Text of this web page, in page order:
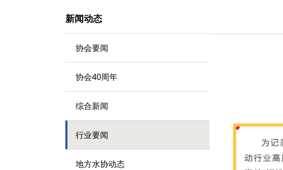
新闻动态
协会要闻
协会40周年
综合新闻
行业要闻
地方水协动态